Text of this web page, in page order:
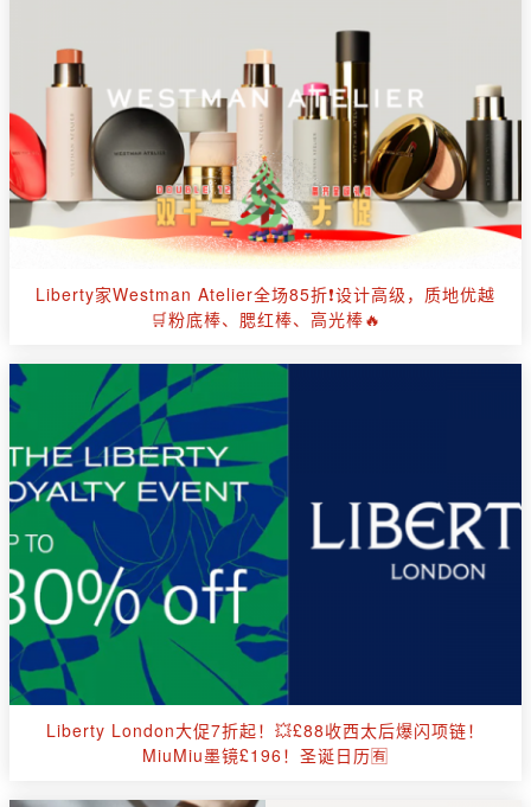
Liberty家Westman Atelier全场85折❗设计高级，质地优越
🛒粉底棒、腮红棒、高光棒🔥
Liberty London大促7折起！💥£88收西太后爆闪项链！
MiuMiu墨镜£196！圣诞日历🈶